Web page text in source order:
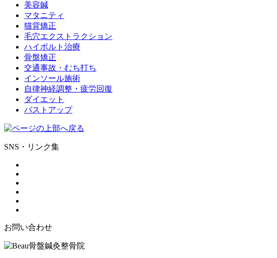
美容鍼
マタニティ
猫背矯正
毛穴エクストラクション
ハイボルト治療
骨盤矯正
交通事故・むち打ち
インソール施術
自律神経調整・疲労回復
ダイエット
バストアップ
SNS・リンク集
お問い合わせ